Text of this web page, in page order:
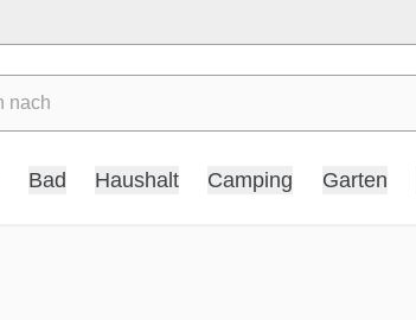
Bad Haushalt Camping Garten